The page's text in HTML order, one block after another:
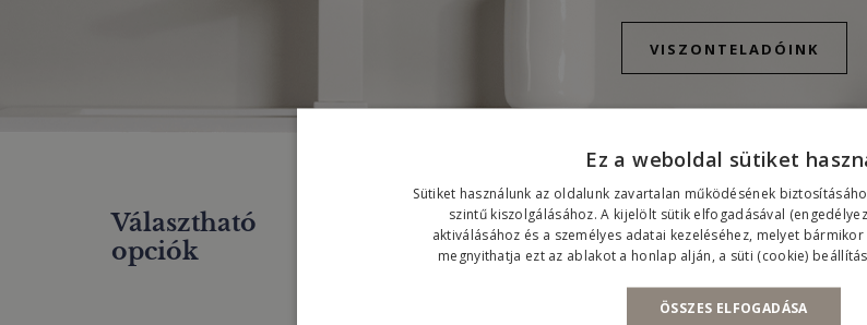
VISZONTELADÓINK
Választható
opciók
Ez a weboldal sütiket
Sütiket használunk az oldalunk zavartalan működésének
szintű kiszolgálásához. A kijelölt sütik elfogadásával
aktiválásához és a személyes adatai kezeléséhez, melyet
megnyithatja ezt az ablakot a honlap alján, a süti (cookie)
ÖSSZES ELFOGADÁSA